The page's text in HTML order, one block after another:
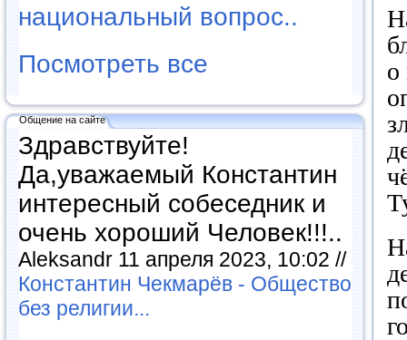
национальный вопрос..
Посмотреть все
Общение на сайте
Здравствуйте!
Да,уважаемый Константин
интересный собеседник и
очень хороший Человек!!!..
Aleksandr 11 апреля 2023, 10:02 //
Константин Чекмарёв - Общество
без религии...
о